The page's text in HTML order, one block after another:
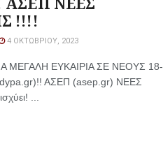
!!!!
4 ΟΚΤΩΒΡΊΟΥ, 2023
ΜΕΓΑΛΗ ΕΥΚΑΙΡΙΑ ΣΕ ΝΕΟΥΣ 18-
ΑΣΕΠ (asep.gr) ΝΕΕΣ
...